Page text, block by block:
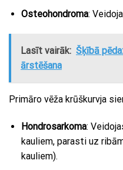
Osteohondroma:
Lasīt vairāk: Šķībā
ārstēšana
Primāro vēža krūškurvja
Hondrosarkoma:
kauliem, parasti uz
kauliem).